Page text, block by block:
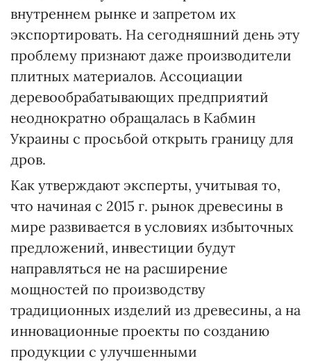
внутреннем рынке и запретом их
экспортировать. На сегодняшний день эту
проблему признают даже производители
плитных материалов. Ассоциации
деревообрабатывающих предприятий
неоднократно обращалась в Кабмин
Украины с просьбой открыть границу для
дров.
Как утверждают эксперты, учитывая то,
что начиная с 2015 г. рынок древесины в
мире развивается в условиях избыточных
предложений, инвестиции будут
направляться не на расширение
мощностей по производству
традиционных изделий из древесины, а на
инновационные проекты по созданию
продукции с улучшенными